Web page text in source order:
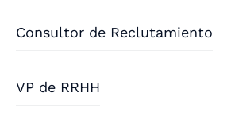
Consultor de Reclutamiento
VP de RRHH